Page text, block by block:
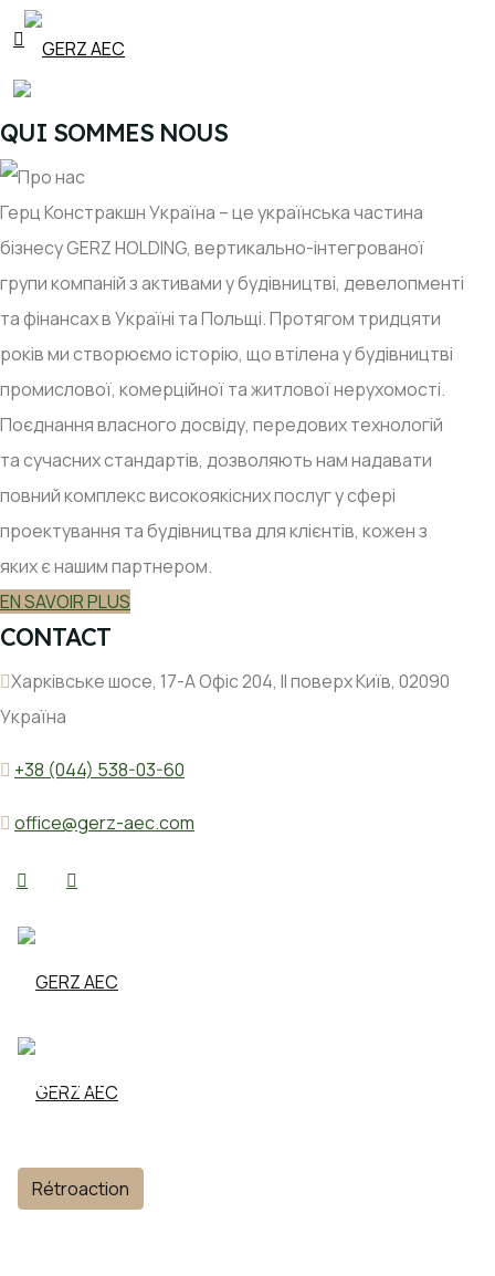
QUI SOMMES NOUS
Герц Констракшн Україна – це українська частина
бізнесу GERZ HOLDING, вертикально-інтегрованої
групи компаній з активами у будівництві, девелопменті
та фінансах в Україні та Польщі. Протягом тридцяти
років ми створюємо історію, що втілена у будівництві
промислової, комерційної та житлової нерухомості.
Поєднання власного досвіду, передових технологій
та сучасних стандартів, дозволяють нам надавати
повний комплекс високоякісних послуг у сфері
проектування та будівництва для клієнтів, кожен з
яких є нашим партнером.
EN SAVOIR PLUS
CONTACT
Харківське шосе, 17-А Офіс 204, ІІ поверх Київ, 02090
Україна
+38 (044) 538-03-60
office@gerz-aec.com
ACCUEIL
CONTACT
Rétroaction